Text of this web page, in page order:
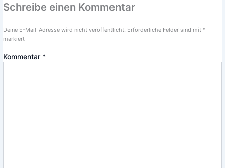
Schreibe einen Kommentar
Deine E-Mail-Adresse wird nicht veröffentlicht. Erforderliche Felder sind mit *
markiert
Kommentar *